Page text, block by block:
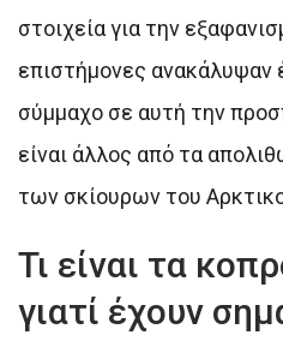
στοιχεία για την
επιστήμονες ανακάλυψαν
σύμμαχο σε αυτή την
είναι άλλος από τα
των σκίουρων του
Τι είναι τα
γιατί έχουν